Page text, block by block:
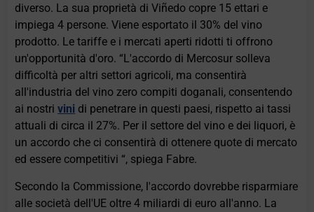
diverso. La sua proprietà di Viñedo copre 15 ettari e
impiega 4 persone. Viene esportato il 30% del vino
prodotto. Le tariffe e i mercati aperti ridotti ti offrono
un'opportunità d'oro. “L'accordo di Mercosur solleva
difficoltà per altri settori agricoli, ma consentirà
all'industria del vino zero compiti doganali, consentendo
ai nostrivini di penetrare in questi paesi, rispetto ai tassi
attuali di circa il 27%. Per il settore del vino e dei liquori, è
un accordo che ci consentirà di ottenere quote di mercato
ed essere competitivi “, spiega Fabre.
Secondo la Commissione, l'accordo dovrebbe risparmiare
alle società dell'UE oltre 4 miliardi di euro all'anno. La